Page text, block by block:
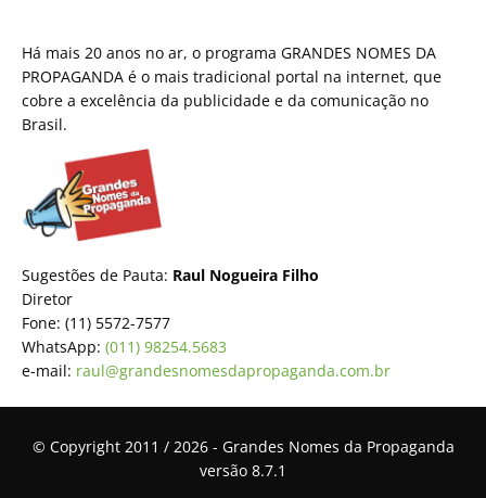
Há mais 20 anos no ar, o programa GRANDES NOMES DA
PROPAGANDA é o mais tradicional portal na internet, que
cobre a excelência da publicidade e da comunicação no
Brasil.
Sugestões de Pauta: Raul Nogueira Filho
Diretor
Fone: (11) 5572-7577
WhatsApp: (011) 98254.5683
e-mail: raul@grandesnomesdapropaganda.com.br
© Copyright 2011 / 2026 - Grandes Nomes da Propaganda
versão 8.7.1